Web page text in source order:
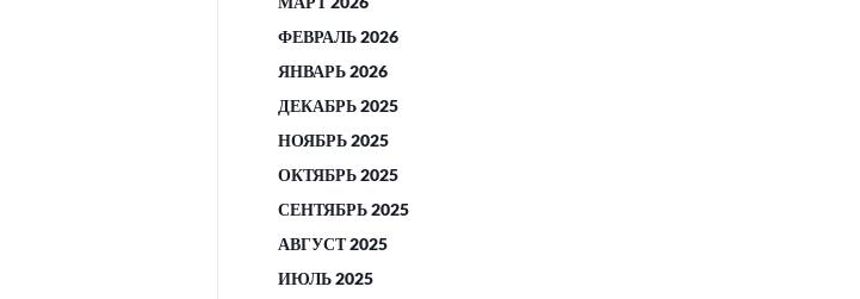
ФЕВРАЛЬ 2026
ЯНВАРЬ 2026
ДЕКАБРЬ 2025
НОЯБРЬ 2025
ОКТЯБРЬ 2025
СЕНТЯБРЬ 2025
АВГУСТ 2025
ИЮЛЬ 2025